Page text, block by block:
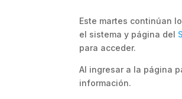
Este martes continúan
el sistema y página del
para acceder.
Al ingresar a la página
información.